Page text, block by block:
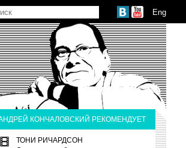
Eng
КОНЧАЛОВСКИЙ РЕКОМЕНДУЕТ
ТОНИ РИЧАРДСОН